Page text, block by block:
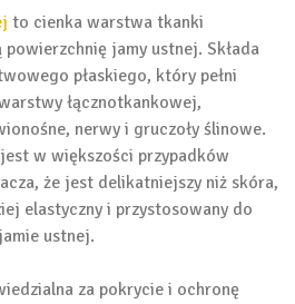
to cienka warstwa tkanki
jamy ustnej. Składa
płaskiego, który pełni
łącznotkankowej,
nerwy i gruczoły ślinowe.
w większości przypadków
że jest delikatniejszy niż skóra,
elastyczny i przystosowany do
ustnej.
za pokrycie i ochronę